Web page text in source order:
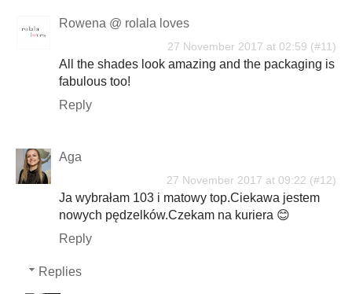
Rowena @ rolala loves
27 November 2017 at 02:59
All the shades look amazing and the packaging is
fabulous too!
Reply
Aga
27 November 2017 at 09:22
Ja wybrałam 103 i matowy top.Ciekawa jestem
nowych pędzelków.Czekam na kuriera 😊
Reply
Replies